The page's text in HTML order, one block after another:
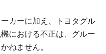
カーに加え、トヨタグル
における不正は、グルー
ねません。